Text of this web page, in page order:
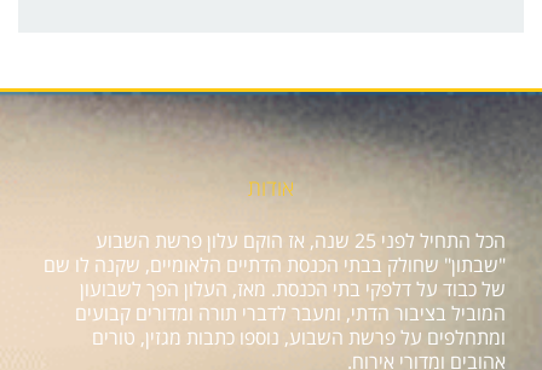
אודות
הכל התחיל לפני 25 שנה, אז הוקם עלון פרשת השבוע
"שבתון" שחולק בבתי הכנסת הדתיים הלאומיים, שקנה לו שם
של כבוד על דלפקי בתי הכנסת. מאז, העלון הפך לשבועון
המוביל בציבור הדתי, ומעבר לדברי תורה ומדורים קבועים
ומתחלפים על פרשת השבוע, נוספו כתבות מגזין, טורים
אהובים ומדורי אירוח.